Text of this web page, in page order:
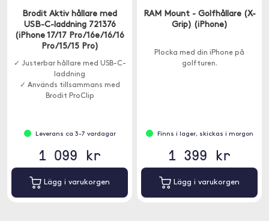
Brodit Aktiv hållare med
USB-C-laddning 721376
(iPhone 17/17 Pro/16e/16/16
Pro/15/15 Pro)
✓ Justerbar hållare med USB-C-
laddning
✓ Används tillsammans med
Brodit ProClip
Leverans ca 3-7 vardagar
1 099 kr
Lägg i varukorgen
RAM Mount - Golfhållare (X-
Grip) (iPhone)
Plocka med din iPhone på
golfturen.
Finns i lager, skickas i morgon
1 399 kr
Lägg i varukorgen